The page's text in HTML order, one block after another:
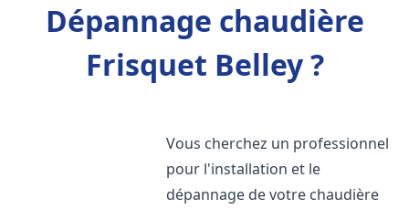
Dépannage chaudière
Frisquet Belley ?
Vous cherchez un professionnel
pour l'installation et le
dépannage de votre chaudière